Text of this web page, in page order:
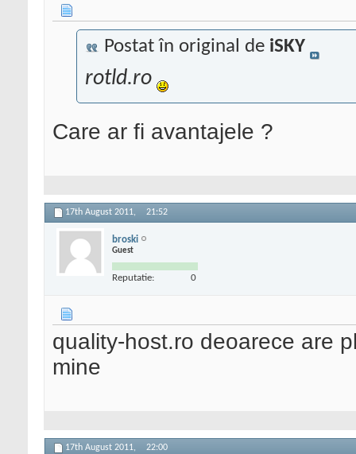
Postat în original de iSKY
rotld.ro
Care ar fi avantajele ?
17th August 2011, 21:52
broski
Guest
Reputatie: 0
quality-host.ro deoarece are
mine
17th August 2011, 22:00